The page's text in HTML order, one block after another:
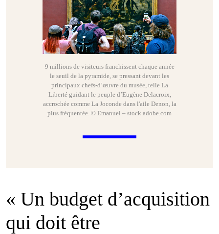
9 millions de visiteurs franchissent chaque année
le seuil de la pyramide, se pressant devant les
principaux chefs-d’œuvre du musée, telle La
Liberté guidant le peuple d’Eugène Delacroix,
accrochée comme La Joconde dans l'aile Denon, la
plus fréquentée. © Emanuel – stock.adobe.com
« Un budget d’acquisition
qui doit être